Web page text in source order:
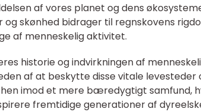
af vores planet og dens
skønhed bidrager til regnskovens
af menneskelig aktivitet.
historie og indvirkningen af
af at beskytte disse vitale levesteder
imod et mere bæredygtigt samfund,
fremtidige generationer af